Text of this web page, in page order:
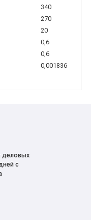
340
270
20
0,6
0,6
0,001836
деловых
с